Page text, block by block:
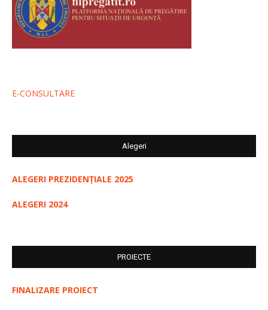
E-CONSULTARE
Alegeri
ALEGERI PREZIDENȚIALE 2025
ALEGERI 2024
PROIECTE
FINALIZARE PROIECT